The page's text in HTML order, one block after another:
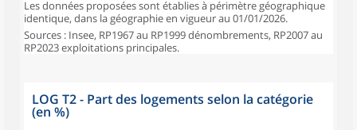
Les données proposées sont établies à périmètre géographique
identique, dans la géographie en vigueur au 01/01/2026.
Sources : Insee, RP1967 au RP1999 dénombrements, RP2007 au
RP2023 exploitations principales.
LOG T2 - Part des logements selon la catégorie
(en %)